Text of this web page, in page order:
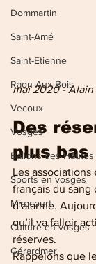
Dommartin
Saint-Amé
Saint-Etienne
Raon-Aux-Bois
Vecoux
Vosges
Ballons des
Sports en vosges
Mirecourt
Culture en vosges
Gérardmer
mai 2020 - Alain
Des
plus bas
Les associations
français du
d’alarme.
qu’il va falloir
réserves.
Rappelons que